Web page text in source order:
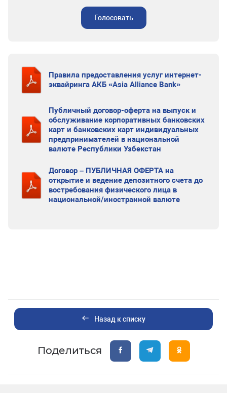
Голосовать
Правила предоставления услуг интернет-
эквайринга АКБ «Asia Alliance Bank»
Публичный договор-оферта на выпуск и
обслуживание корпоративных банковских
карт и банковских карт индивидуальных
предпринимателей в национальной
валюте Республики Узбекстан
Договор – ПУБЛИЧНАЯ ОФЕРТА на
открытие и ведение депозитного счета до
востребования физического лица в
национальной/иностранной валюте
Назад к списку
Поделиться